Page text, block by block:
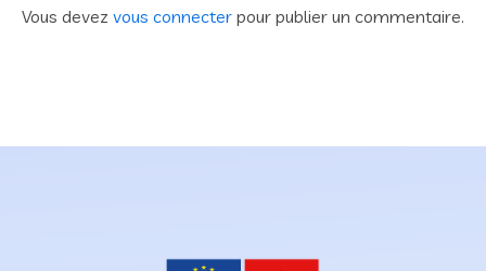
Vous devez vous connecter pour publier un commentaire.